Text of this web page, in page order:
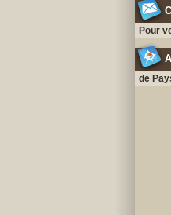
Pour
de